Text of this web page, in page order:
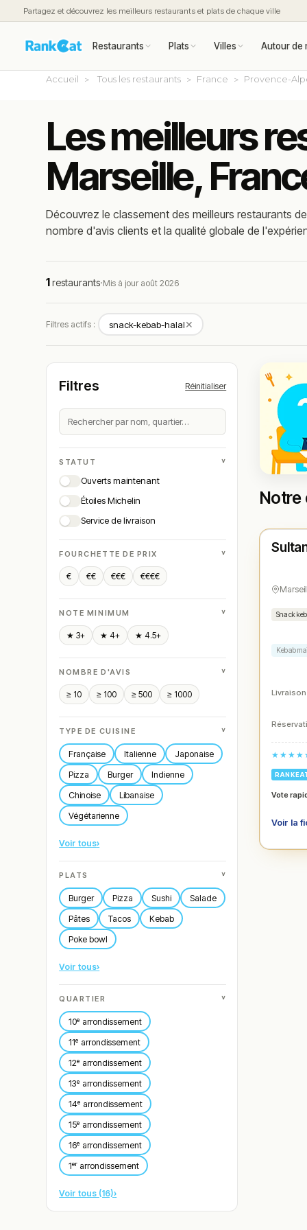
Partagez et découvrez les meilleurs restaurants et plats de chaque ville
Restaurants Plats Villes Autour de
Accueil Tous les restaurants France Provence-
Les meilleurs
Marseille,
Découvrez le classement des meilleurs restaurants
nombre d'avis clients et la qualité globale de
1restaurants·Mis à jour août 2026
Filtres actifs : snack-kebab-halal✕
Filtres Réinitialiser
STATUT ˅
Ouverts maintenant
Étoiles Michelin
Service de livraison
FOURCHETTE DE PRIX ˅
€ €€ €€€ €€€€
NOTE MINIMUM ˅
★ 3+ ★ 4+ ★ 4.5+
NOMBRE D'AVIS ˅
≥ 10 ≥ 100 ≥ 500 ≥ 1000
TYPE DE CUISINE ˅
Française Italienne
Japonaise
Pizza
Burger
Indienne
Chinoise
Libanaise
Végétarienne
Voir tous›
PLATS ˅
Burger Pizza Sushi
Salade
Pâtes
Tacos
Kebab
Poke bowl
Voir tous›
QUARTIER ˅
10ᵉ arrondissement
11ᵉ arrondissement
12ᵉ arrondissement
13ᵉ arrondissement
14ᵉ arrondissement
15ᵉ arrondissement
16ᵉ arrondissement
1ᵉʳ arrondissement
Voir tous (16)›
Notre
★ N°
Snack
Kebab
Vote
Voir la